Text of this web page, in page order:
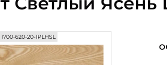
1700-620-20-1PLHSL